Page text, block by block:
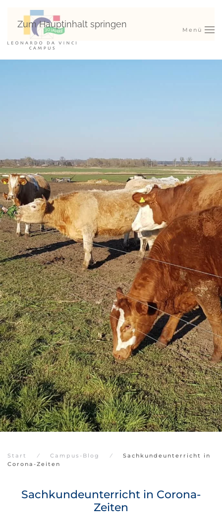
Zum Hauptinhalt springen
Menü
Start Campus-Blog
Sachkundeunterricht in
Corona-Zeiten
Sachkundeunterricht in Corona-
Zeiten